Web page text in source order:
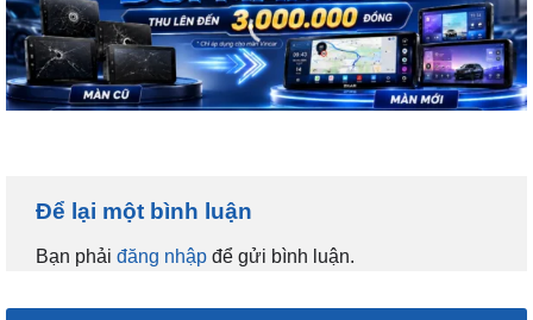
Để lại một bình luận
Bạn phải đăng nhập để gửi bình luận.